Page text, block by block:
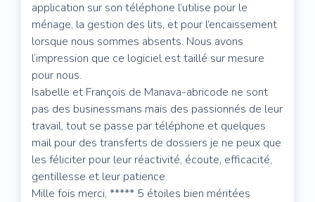
application sur son téléphone l’utilise pour le
ménage, la gestion des lits, et pour l’encaissement
lorsque nous sommes absents. Nous avons
l‘impression que ce logiciel est taillé sur mesure
pour nous.
Isabelle et François de Manava-abricode ne sont
pas des businessmans mais des passionnés de leur
travail, tout se passe par téléphone et quelques
mail pour des transferts de dossiers je ne peux que
les féliciter pour leur réactivité, écoute, efficacité,
gentillesse et leur patience.
Mille fois merci, ***** 5 étoiles bien méritées